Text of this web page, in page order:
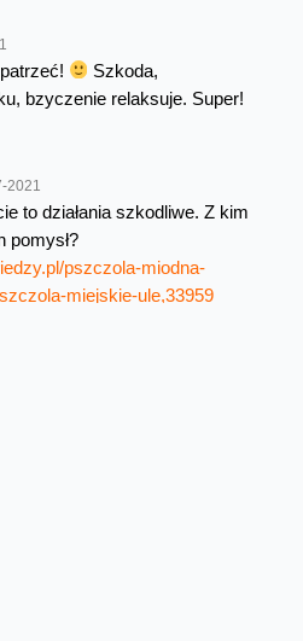
Szkoda,
bzyczenie relaksuje. Super!
2021
to działania szkodliwe. Z kim
pomysł?
pszczola-miodna-
miejskie-ule,33959